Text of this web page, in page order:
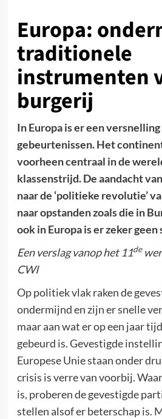
Europa:
traditionele
instrumenten
burgerij
In Europa is er een
gebeurtenissen. Het
voorheen centraal in de
klassenstrijd. De aandacht
naar de ‘politieke revolutie’
naar opstanden zoals die in
ook in Europa is er zeker
Een verslag vanop het 11de
CWI
Op politiek vlak raken de
ondermijnd en zijn er snelle
maar aan wat er op een jaar
gebeurd is. Gevestigde
Europese Unie staan onder
crisis is verre van voorbij.
is, proberen de gevestigde
stellen alsof er beterschap is.